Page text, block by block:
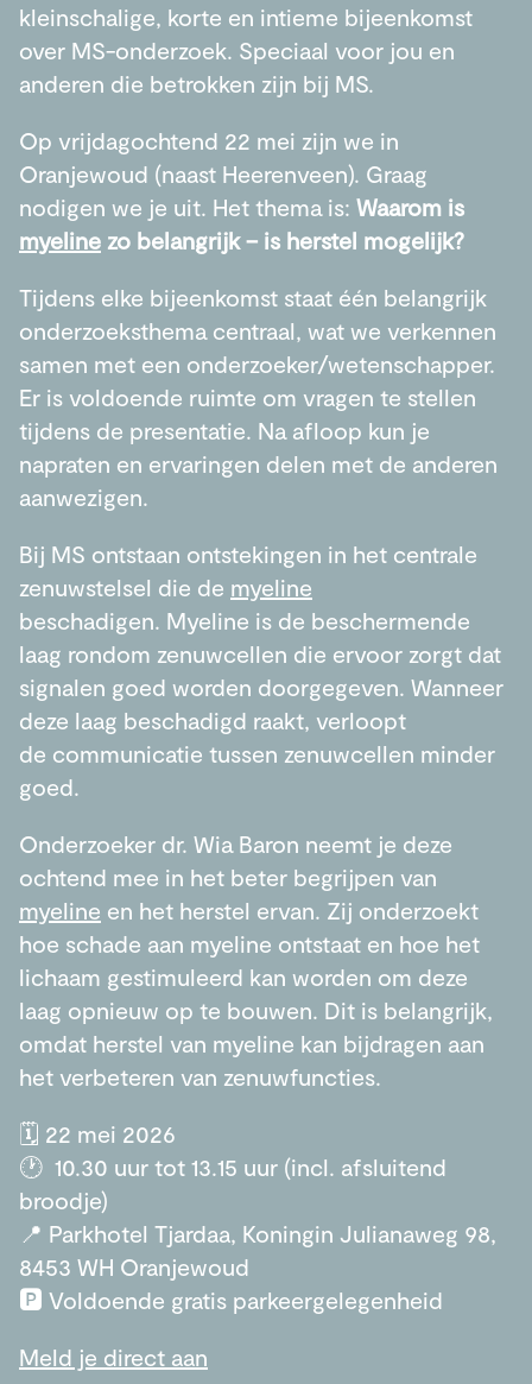
kleinschalige, korte en intieme bijeenkomst
over MS-onderzoek. Speciaal voor jou en
anderen die betrokken zijn bij MS.
Op vrijdagochtend 22 mei zijn we in
Oranjewoud (naast Heerenveen). Graag
nodigen we je uit. Het thema is: Waarom is
myeline zo belangrijk – is herstel mogelijk?
Tijdens elke bijeenkomst staat één belangrijk
onderzoeksthema centraal, wat we verkennen
samen met een onderzoeker/wetenschapper.
Er is voldoende ruimte om vragen te stellen
tijdens de presentatie. Na afloop kun je
napraten en ervaringen delen met de anderen
aanwezigen.
Bij MS ontstaan ontstekingen in het centrale
zenuwstelsel die de myeline
beschadigen. Myeline is de beschermende
laag rondom zenuwcellen die ervoor zorgt dat
signalen goed worden doorgegeven. Wanneer
deze laag beschadigd raakt, verloopt
de communicatie tussen zenuwcellen minder
goed.
Onderzoeker dr. Wia Baron neemt je deze
ochtend mee in het beter begrijpen van
myeline en het herstel ervan. Zij onderzoekt
hoe schade aan myeline ontstaat en hoe het
lichaam gestimuleerd kan worden om deze
laag opnieuw op te bouwen. Dit is belangrijk,
omdat herstel van myeline kan bijdragen aan
het verbeteren van zenuwfuncties.
🗓️ 22 mei 2026
🕐 10.30 uur tot 13.15 uur (incl. afsluitend
broodje)
📍 Parkhotel Tjardaa, Koningin Julianaweg 98,
8453 WH Oranjewoud
🅿️ Voldoende gratis parkeergelegenheid
Meld je direct aan